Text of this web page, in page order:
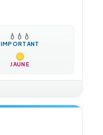
💧 💧 💧
IMPORTANT
JAUNE